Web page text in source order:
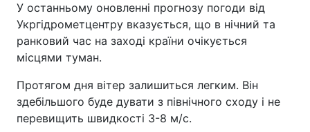
У останньому оновленні прогнозу погоди від
Укргідрометцентру вказується, що в нічний та
ранковий час на заході країни очікується
місцями туман.
Протягом дня вітер залишиться легким. Він
здебільшого буде дувати з північного сходу і не
перевищить швидкості 3-8 м/с.